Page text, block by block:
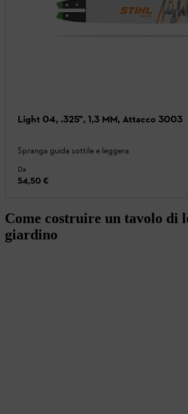
Light 04, .325", 1,3 MM, Attacco 3003
Spranga guida sottile e leggera
Da
54,50 €
Come costruire un tavolo di
giardino